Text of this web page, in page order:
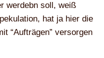
werdebn soll, weiß
hat ja hier die
“Aufträgen” versorgen